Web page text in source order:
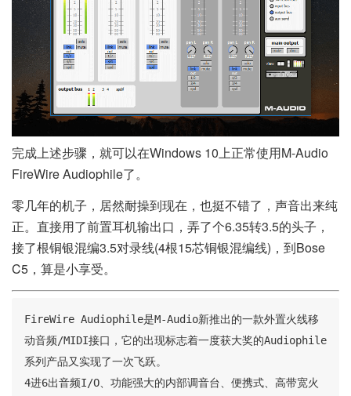
完成上述步骤，就可以在Windows 10上正常使用M-Audio
FireWire Audiophile了。
零几年的机子，居然耐操到现在，也挺不错了，声音出来纯
正。直接用了前置耳机输出口，弄了个6.35转3.5的头子，
接了根铜银混编3.5对录线(4根15芯铜银混编线)，到Bose
C5，算是小享受。
FireWire Audiophile是M-Audio新推出的一款外置火线移
动音频/MIDI接口，它的出现标志着一度获大奖的Audiophile
系列产品又实现了一次飞跃。
4进6出音频I/O、功能强大的内部调音台、便携式、高带宽火